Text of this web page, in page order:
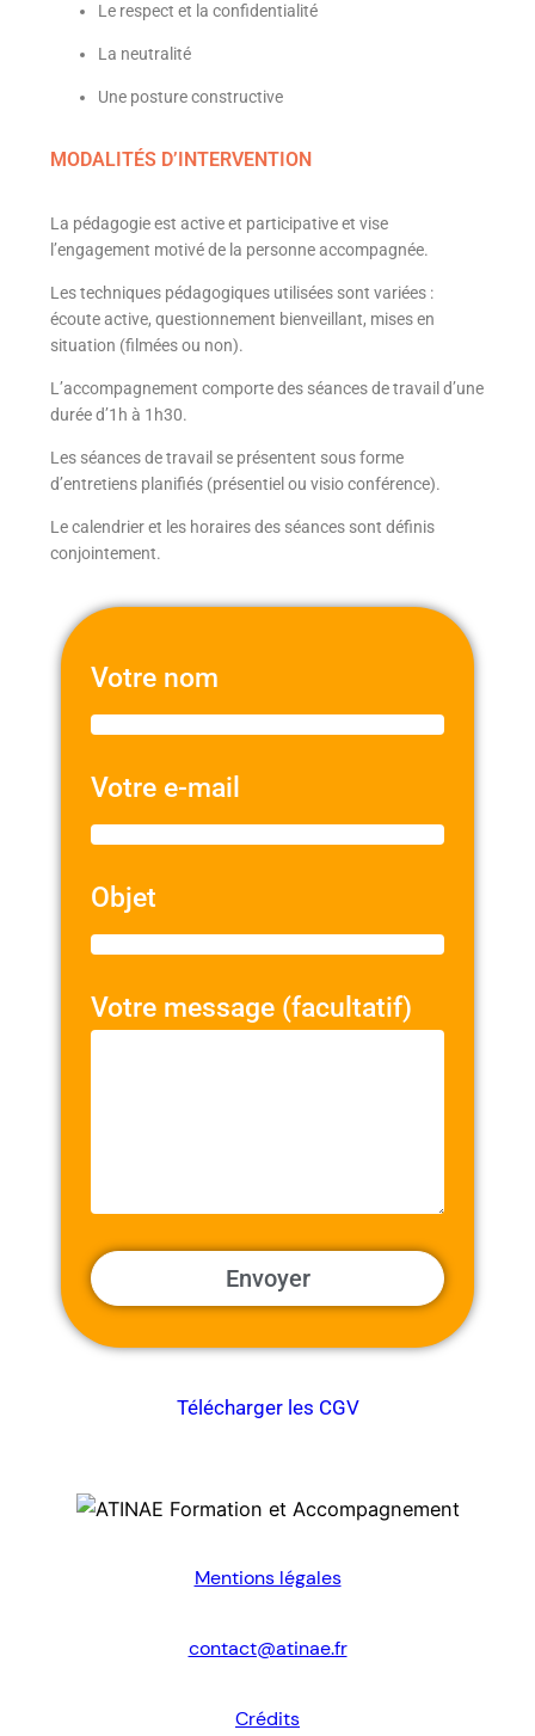
Le respect et la confidentialité
La neutralité
Une posture constructive
MODALITÉS D’INTERVENTION
La pédagogie est active et participative et vise
l’engagement motivé de la personne accompagnée.
Les techniques pédagogiques utilisées sont variées :
écoute active, questionnement bienveillant, mises en
situation (filmées ou non).
L’accompagnement comporte des séances de travail d’une
durée d’1h à 1h30.
Les séances de travail se présentent sous forme
d’entretiens planifiés (présentiel ou visio conférence).
Le calendrier et les horaires des séances sont définis
conjointement.
Votre nom
Votre e-mail
Objet
Votre message (facultatif)
Télécharger les CGV
Mentions légales
contact@atinae.fr
Crédits